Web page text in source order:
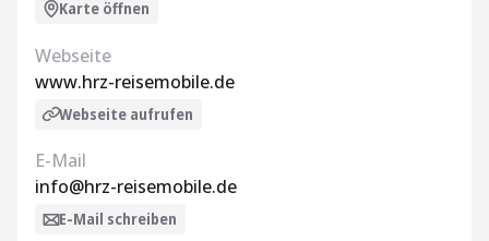
Karte öffnen
Webseite
www.hrz-reisemobile.de
Webseite aufrufen
E-Mail
info@hrz-reisemobile.de
E-Mail schreiben